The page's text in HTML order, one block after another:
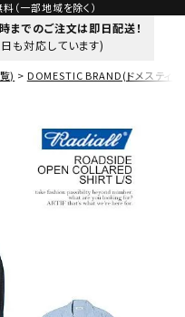
（一部地域を除く）
までのご注文は即日配送！
も対応しています)
) DOMESTIC BRAND(ドメスティッ